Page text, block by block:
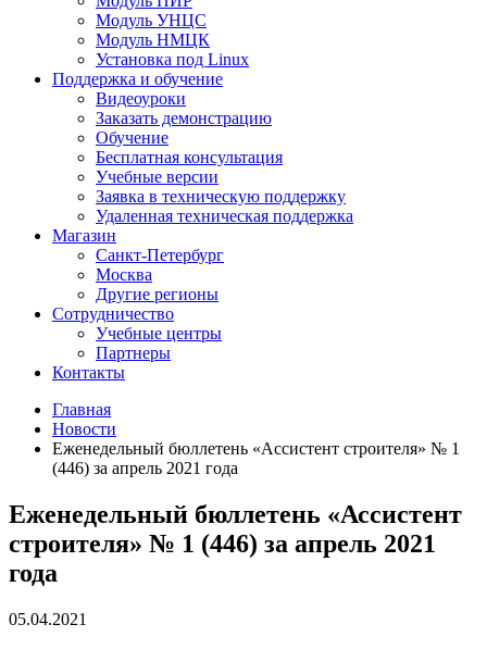
Модуль УНЦС
Модуль НМЦК
Установка под Linux
Поддержка и обучение
Видеоуроки
Заказать демонстрацию
Обучение
Бесплатная консультация
Учебные версии
Заявка в техническую поддержку
Удаленная техническая поддержка
Магазин
Санкт-Петербург
Москва
Другие регионы
Сотрудничество
Учебные центры
Партнеры
Контакты
Главная
Новости
Еженедельный бюллетень «Ассистент строителя» № 1
(446) за апрель 2021 года
Еженедельный бюллетень «Ассистент
строителя» № 1 (446) за апрель 2021
года
05.04.2021